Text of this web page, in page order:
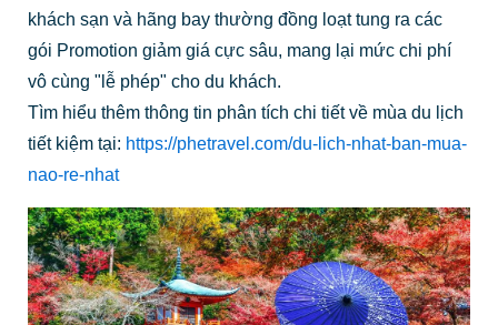
khách sạn và hãng bay thường đồng loạt tung ra các
gói Promotion giảm giá cực sâu, mang lại mức chi phí
vô cùng "lễ phép" cho du khách.
Tìm hiểu thêm thông tin phân tích chi tiết về mùa du lịch
tiết kiệm tại: https://phetravel.com/du-lich-nhat-ban-mua-
nao-re-nhat